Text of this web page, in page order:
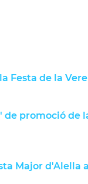
Festa de la
de promoció de
Major d'Alella